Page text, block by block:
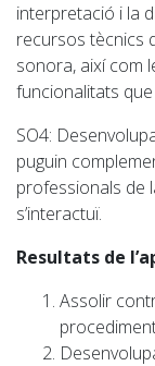
interpretació i la
recursos tècnics
sonora, així com
funcionalitats
SO4:
puguin
professionals de
s’interactuï.
Resultats de
Assolir